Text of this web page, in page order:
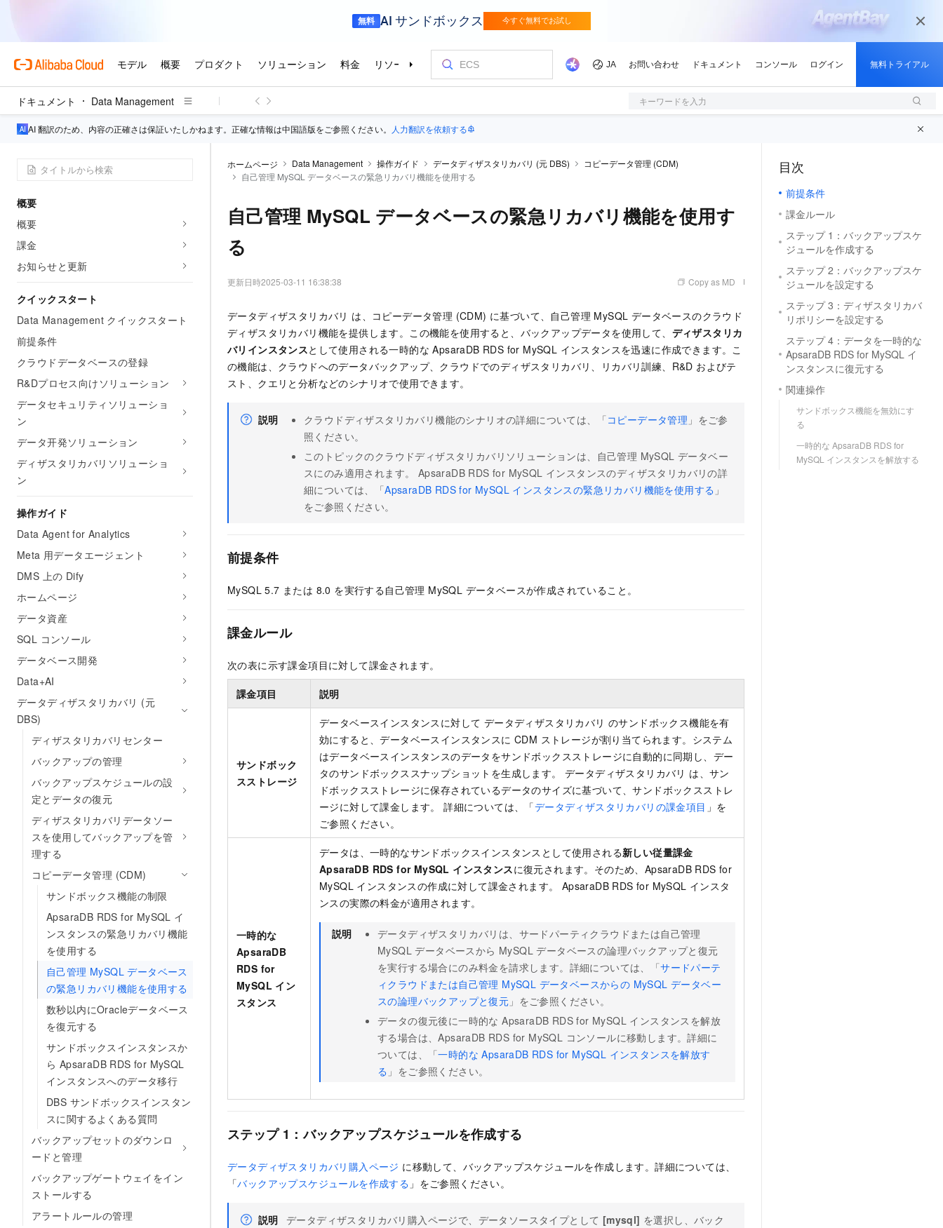
ドキュメント Data Management キーワードを入力
AI 翻訳のため、内容の正確さは保証いたしかねます。正確な情報は中国語版をご参照ください。 人力翻訳を依頼する
概要
概要
課金
お知らせと更新
クイックスタート
Data Management クイックスタート
前提条件
クラウドデータベースの登録
R&Dプロセス向けソリューション
データセキュリティソリューショ
ン
データ开発ソリューション
ディザスタリカバリソリューショ
ン
操作ガイド
Data Agent for Analytics
Meta 用データエージェント
DMS 上の Dify
ホームページ
データ資産
SQL コンソール
データベース開発
Data+AI
データディザスタリカバリ (元
DBS)
ディザスタリカバリセンター
バックアップの管理
バックアップスケジュールの設
定とデータの復元
ディザスタリカバリデータソー
スを使用してバックアップを管
理する
コピーデータ管理 (CDM)
サンドボックス機能の制限
ApsaraDB RDS for MySQL イ
ンスタンスの緊急リカバリ機能
を使用する
自己管理 MySQL データベース
の緊急リカバリ機能を使用する
数秒以内にOracleデータベース
を復元する
サンドボックスインスタンスか
ら ApsaraDB RDS for MySQL
インスタンスへのデータ移行
DBS サンドボックスインスタン
スに関するよくある質問
バックアップセットのダウンロ
ードと管理
バックアップゲートウェイをイン
ストールする
アラートルールの管理
ホームページ Data Management 操作ガイド データディザスタリカバリ (元 DBS)
コピーデータ管理 (CDM)
自己管理 MySQL データベースの緊急リカバリ機能を使用する
自己管理 MySQL データベースの緊急リカバリ機能を使用す
る
更新日時2025-03-11 16:38:38 Copy as MD
データディザスタリカバリ は、コピーデータ管理 (CDM) に基づいて、自己管理 MySQL データベースのクラウド
ディザスタリカバリ機能を提供します。この機能を使用すると、バックアップデータを使用して、 ディザスタリカ
バリインスタンスとして使用される一時的な ApsaraDB RDS for MySQL インスタンスを迅速に作成できます。こ
の機能は、クラウドへのデータバックアップ、クラウドでのディザスタリカバリ、リカバリ訓練、R&D およびテ
スト、クエリと分析などのシナリオで使用できます。
説明 クラウドディザスタリカバリ機能のシナリオの詳細については、「コピーデータ管理 」をご参
照ください。
このトピックのクラウドディザスタリカバリソリューションは、自己管理 MySQL データベー
スにのみ適用されます。 ApsaraDB RDS for MySQL インスタンスのディザスタリカバリの詳
細については、「ApsaraDB RDS for MySQL インスタンスの緊急リカバリ機能を使用する 」
をご参照ください。
前提条件
MySQL 5.7 または 8.0 を実行する自己管理 MySQL データベースが作成されていること。
課金ルール
次の表に示す課金項目に対して課金されます。
課金項目 説明
サンドボック
スストレージ
データベースインスタンスに対して データディザスタリカバリ のサンドボックス機能を有
効にすると、データベースインスタンスに CDM ストレージが割り当てられます。システム
はデータベースインスタンスのデータをサンドボックスストレージに自動的に同期し、デー
タのサンドボックススナップショットを生成します。 データディザスタリカバリ は、サン
ドボックスストレージに保存されているデータのサイズに基づいて、サンドボックスストレ
ージに対して課金します。
詳細については、「データディザスタリカバリの課金項目 」を
ご参照ください。
一時的な
ApsaraDB
RDS for
MySQL イン
スタンス
データは、一時的なサンドボックスインスタンスとして使用される新しい従量課金
ApsaraDB RDS for MySQL インスタンスに復元されます。そのため、ApsaraDB RDS for
MySQL インスタンスの作成に対して課金されます。 ApsaraDB RDS for MySQL インスタ
ンスの実際の料金が適用されます。
説明
データディザスタリカバリは、サードパーティクラウドまたは自己管理
MySQL データベースから MySQL データベースの論理バックアップと復元
を実行する場合にのみ料金を請求します。詳細については、「サードパーテ
ィクラウドまたは自己管理 MySQL データベースからの MySQL データベー
スの論理バックアップと復元 」をご参照ください。
データの復元後に一時的な ApsaraDB RDS for MySQL インスタンスを解放
する場合は、ApsaraDB RDS for MySQL コンソールに移動します。詳細に
ついては、「一時的な ApsaraDB RDS for MySQL インスタンスを解放す
る 」をご参照ください。
ステップ 1：バックアップスケジュールを作成する
データディザスタリカバリ購入ページ に移動して、バックアップスケジュールを作成します。詳細については、
「バックアップスケジュールを作成する 」をご参照ください。
説明 データディザスタリカバリ購入ページで、データソースタイプとして [mysql] を選択し、バック
目次
前提条件
課金ルール
ステップ 1：バックアップスケ
ジュールを作成する
ステップ 2：バックアップスケ
ジュールを設定する
ステップ 3：ディザスタリカバ
リポリシーを設定する
ステップ 4：データを一時的な
ApsaraDB RDS for MySQL イ
ンスタンスに復元する
関連操作
サンドボックス機能を無効にす
る
一時的な ApsaraDB RDS for
MySQL インスタンスを解放する